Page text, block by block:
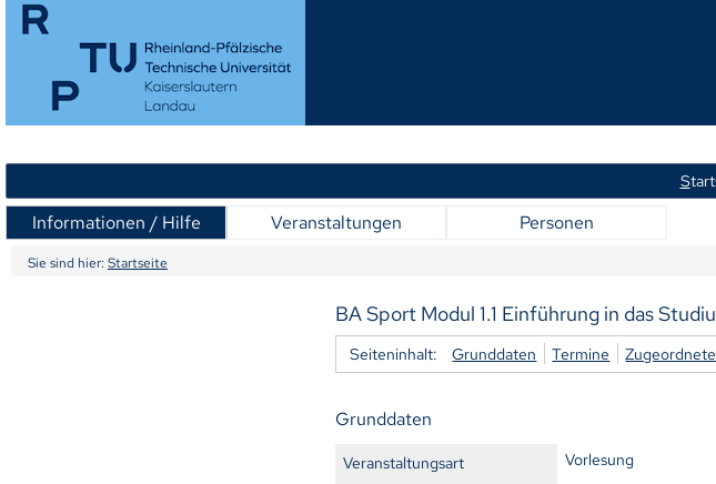
S
Informationen / Hilfe Veranstaltungen Personen
Sie sind hier: Startseite
BA Sport Modul 1.1 Einführung in das
Seiteninhalt: Grunddaten Termine
Grunddaten
Veranstaltungsart Vorlesung